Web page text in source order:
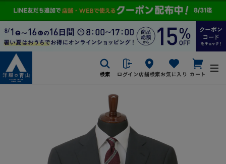
検索 ログイン店舗検索お気に入り カート